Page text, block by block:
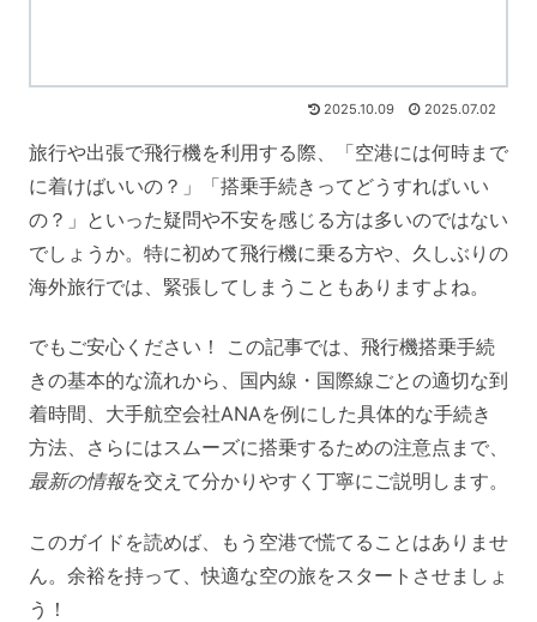
2025.10.09 2025.07.02
旅行や出張で飛行機を利用する際、「空港には何時まで
に着けばいいの？」「搭乗手続きってどうすればいい
の？」といった疑問や不安を感じる方は多いのではない
でしょうか。特に初めて飛行機に乗る方や、久しぶりの
海外旅行では、緊張してしまうこともありますよね。
でもご安心ください！ この記事では、飛行機搭乗手続
きの基本的な流れから、国内線・国際線ごとの適切な到
着時間、大手航空会社ANAを例にした具体的な手続き
方法、さらにはスムーズに搭乗するための注意点まで、
最新の情報を交えて分かりやすく丁寧にご説明します。
このガイドを読めば、もう空港で慌てることはありませ
ん。余裕を持って、快適な空の旅をスタートさせましょ
う！